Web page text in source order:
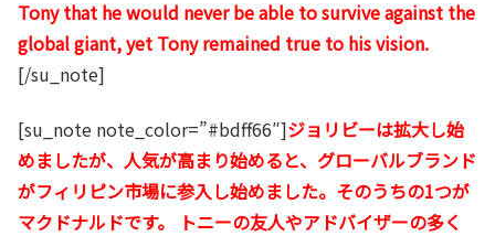
Tony that he would never be able to survive against the
global giant, yet Tony remained true to his vision.
[/su_note]
[su_note note_color=”#bdff66″]ジョリビーは拡大し始
めましたが、人気が高まり始めると、グローバルブランド
がフィリピン市場に参入し始めました。そのうちの1つが
マクドナルドです。 トニーの友人やアドバイザーの多く